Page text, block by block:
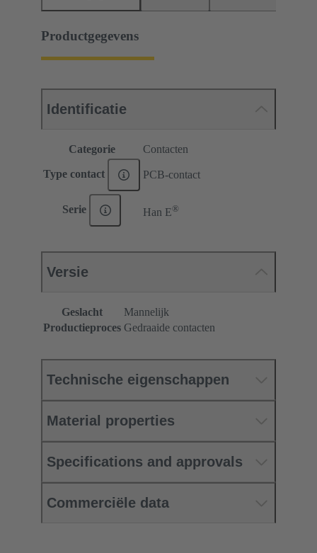
Productgegevens
Identificatie
Categorie Contacten
Type contact PCB-contact
Serie Han E®
Versie
Geslacht
Mannelijk
Productieproces Gedraaide contacten
Technische eigenschappen
Material properties
Specifications and approvals
Commerciële data